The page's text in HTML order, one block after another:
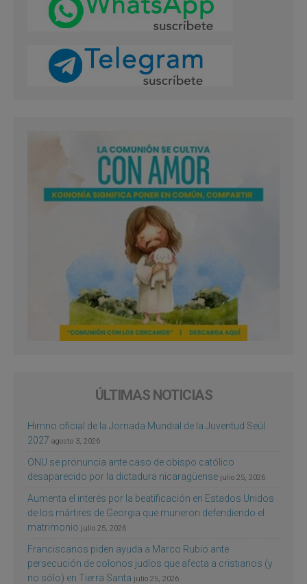
ÚLTIMAS NOTICIAS
Himno oficial de la Jornada Mundial de la Juventud Seúl
2027 agosto 3, 2026
ONU se pronuncia ante caso de obispo católico
desaparecido por la dictadura nicaragüense julio 25, 2026
Aumenta el interés por la beatificación en Estados Unidos
de los mártires de Georgia que murieron defendiendo el
matrimonio julio 25, 2026
Franciscanos piden ayuda a Marco Rubio ante
persecución de colonos judíos que afecta a cristianos (y
no sólo) en Tierra Santa julio 25, 2026